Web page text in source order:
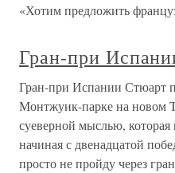
«Хотим предложить
Гран-при
Гран-при Испании Стюарт
Монтжуик-парке на новом
суеверной мыслью, которая
начиная с двенадцатой
просто не пройду через